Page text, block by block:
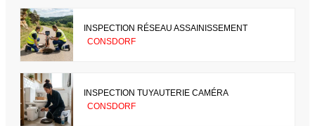
INSPECTION RÉSEAU ASSAINISSEMENT
CONSDORF
INSPECTION TUYAUTERIE CAMÉRA
CONSDORF